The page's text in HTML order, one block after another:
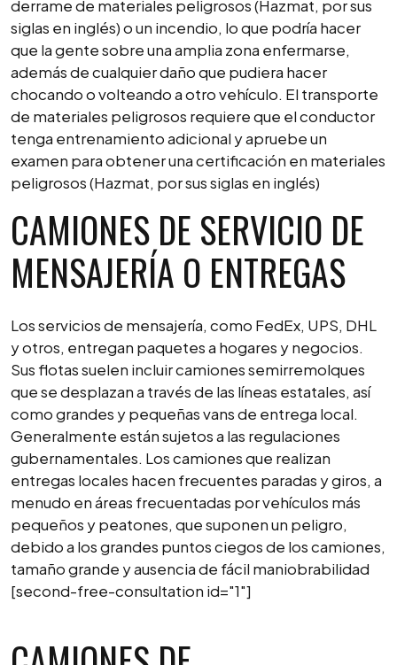
derrame de materiales peligrosos (Hazmat, por sus
siglas en inglés) o un incendio, lo que podría hacer
que la gente sobre una amplia zona enfermarse,
además de cualquier daño que pudiera hacer
chocando o volteando a otro vehículo. El transporte
de materiales peligrosos requiere que el conductor
tenga entrenamiento adicional y apruebe un
examen para obtener una certificación en materiales
peligrosos (Hazmat, por sus siglas en inglés)
CAMIONES DE SERVICIO DE
MENSAJERÍA O ENTREGAS
Los servicios de mensajería, como FedEx, UPS, DHL
y otros, entregan paquetes a hogares y negocios.
Sus flotas suelen incluir camiones semirremolques
que se desplazan a través de las líneas estatales, así
como grandes y pequeñas vans de entrega local.
Generalmente están sujetos a las regulaciones
gubernamentales. Los camiones que realizan
entregas locales hacen frecuentes paradas y giros, a
menudo en áreas frecuentadas por vehículos más
pequeños y peatones, que suponen un peligro,
debido a los grandes puntos ciegos de los camiones,
tamaño grande y ausencia de fácil maniobrabilidad
[second-free-consultation id="1"]